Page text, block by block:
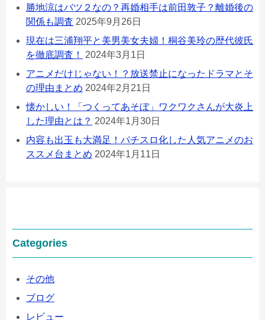
勝地涼はバツ２なの？再婚相手は前田敦子？離婚後の
関係も調査 2025年9月26日
現在は三浦翔平と美男美女夫婦！桐谷美玲の歴代彼氏
を徹底調査！
2024年3月1日
アニメだけじゃない！？放送禁止になったドラマとそ
の理由まとめ 2024年2月21日
懐かしい！「つくってあそぼ」ワクワクさんが大炎上
した理由とは？ 2024年1月30日
内容も出玉も大満足！パチスロ化した人気アニメのお
ススメ台まとめ 2024年1月11日
Categories
その他
ブログ
レビュー